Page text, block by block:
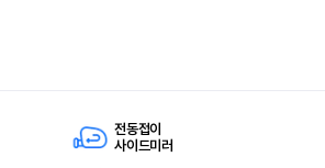
전동접이
사이드미러